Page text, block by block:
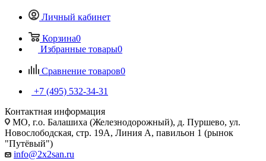
Личный кабинет
Корзина0
Избранные товары0
Сравнение товаров0
+7 (495) 532‑34‑31
Контактная информация
МО, г.о. Балашиха (Железнодорожный), д. Пуршево, ул.
Новослободская, стр. 19А, Линия А, павильон 1 (рынок
"Путёвый")
info@2x2san.ru